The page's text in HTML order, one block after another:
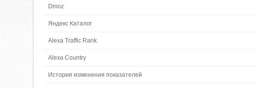
Dmoz
Яндекс Каталог
Alexa Traffic Rank
Alexa Country
История изменения показателей